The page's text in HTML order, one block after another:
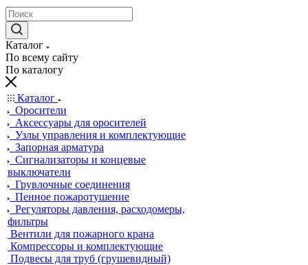
Каталог
По всему сайту
По каталогу
Каталог
Оросители
Аксессуары для оросителей
Узлы управления и комплектующие
Запорная арматура
Сигнализаторы и концевые
выключатели
Грувлочные соединения
Пенное пожаротушение
Регуляторы давления, расходомеры,
фильтры
Вентили для пожарного крана
Компрессоры и комплектующие
Подвесы для труб (грушевидный)